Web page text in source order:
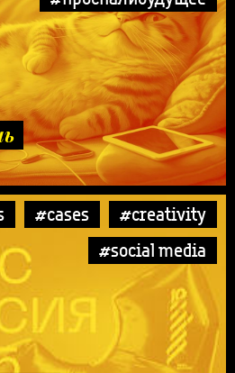
#cases
#creativity
#social media